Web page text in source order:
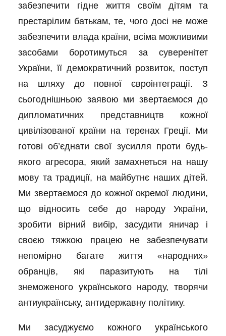
забезпечити гідне життя своїм дітям та
престарілим батькам, те, чого досі не може
забезпечити влада країни, всіма можливими
засобами боротимуться за суверенітет
України, її демократичний розвиток, поступ
на шляху до повної євроінтеграції. З
сьогоднішньою заявою ми звертаємося до
дипломатичних представництв кожної
цивілізованої країни на теренах Греції. Ми
готові об’єднати свої зусилля проти будь-
якого агресора, який замахнеться на нашу
мову та традиції, на майбутнє наших дітей.
Ми звертаємося до кожної окремої людини,
що відносить себе до народу України,
зробити вірний вибір, засудити яничар і
своєю тяжкою працею не забезпечувати
непомірно багате життя «народних»
обранців, які паразитують на тілі
знеможеного українського народу, творячи
антиукраїнську, антидержавну політику.
Ми засуджуємо кожного українського